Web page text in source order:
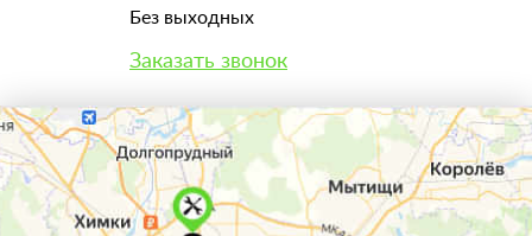
Без выходных
Заказать звонок